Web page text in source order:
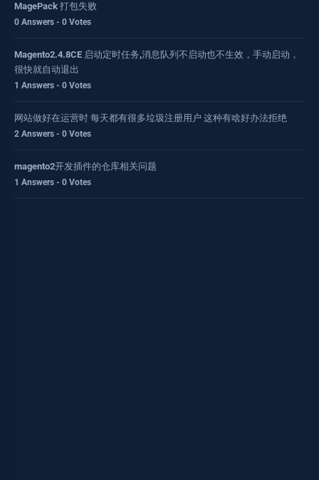
MagePack 打包失败
0 Answers - 0 Votes
Magento2.4.8CE 启动定时任务,消息队列不启动也不生效，手动启动，
很快就自动退出
1 Answers - 0 Votes
网站做好在运营时 每天都有很多垃圾注册用户 这种有啥好办法拒绝
2 Answers - 0 Votes
magento2开发插件的仓库相关问题
1 Answers - 0 Votes